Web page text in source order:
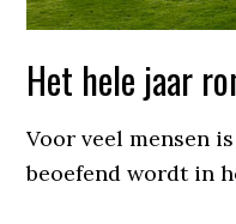
Het hele jaar
Voor veel mensen
beoefend wordt in